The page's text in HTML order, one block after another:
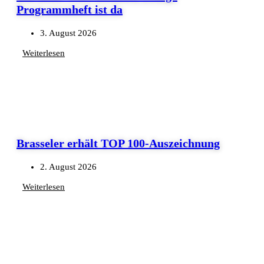
Programmheft ist da
3. August 2026
Weiterlesen
Brasseler erhält TOP 100-Auszeichnung
2. August 2026
Weiterlesen